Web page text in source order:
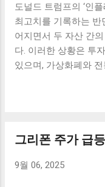
연결될 수 있을 것이
은 많은 사람들에게
동시에 은행과의 마찰
서비스는 암호화폐
위한 전문적인 지원을
을 통해 보다 안심하
성될 것입니다. 또한,
전체 시장에 긍정적인
하게 설계된 다양한
할 수 있는 파트너십
니다. 기관 투자자를
도널드 트럼프의 ‘인
최고치를 기록하는 반
어지면서 두 자산 간
다. 이러한 상황은 투
있으며, 가상화폐와
후 시장에 큰 영향을
이후 경제 회복에 관
널드 트럼프 전 대통령
그리폰 주가 급
9월 06, 2025